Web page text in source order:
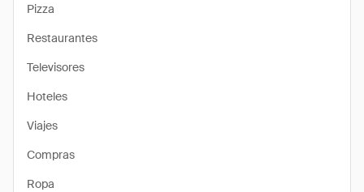
Pizza
Restaurantes
Televisores
Hoteles
Viajes
Compras
Ropa